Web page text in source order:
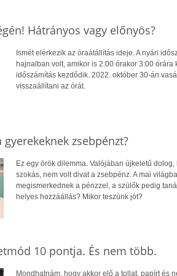
Hátrányos vagy előnyös?
Ismét elérkezik az óraátállítás ideje. A nyári
hajnalban volt, amikor is 2:00 órakor 3:00
időszámítás kezdődik. 2022. október 30-án
visszaállítani az órát.
zsebpénzt?
Ez egy örök dilemma. Valójában újkeletű
szokás, nem volt divat a zsebpénz. A mai
megismerkednek a pénzzel, a szülők pedig
helyes hozzáállás? Mikor teszünk jót?
10 pontja. És nem több.
Mondhatnám, hogy akkor elő a tollat, papírt és